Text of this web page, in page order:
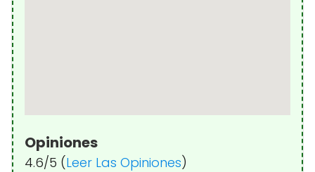
Opiniones
4.6/5 (Leer Las Opiniones)